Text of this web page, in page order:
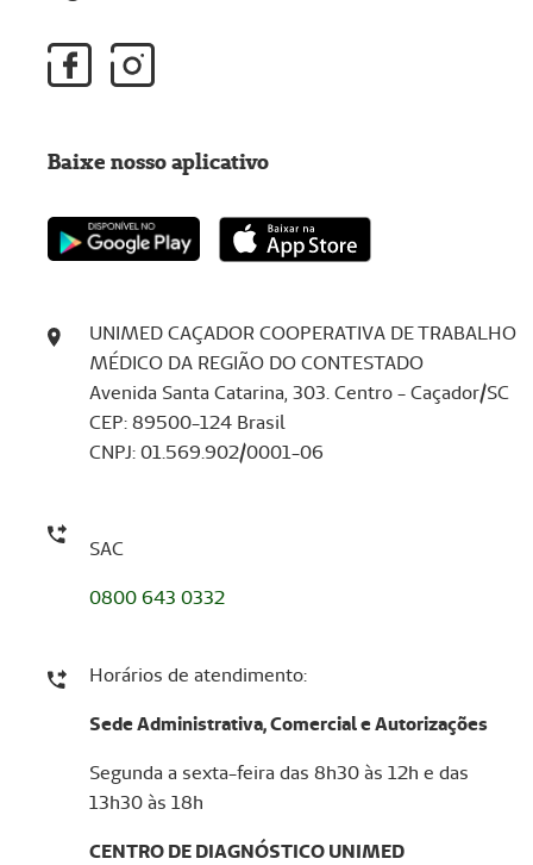
UNIMED CAÇADOR COOPERATIVA DE TRABALHO
MÉDICO DA REGIÃO DO CONTESTADO
Avenida Santa Catarina, 303. Centro - Caçador/SC
CEP: 89500-124 Brasil
​​​​​​​CNPJ: 01.569.902/0001-06
SAC
0800 643 0332
Horários de atendimento:
Sede Administrativa, Comercial e Autorizações
Segunda a sexta-feira das 8h30 às 12h e das
13h30 às 18h
CENTRO DE DIAGNÓSTICO UNIMED
Baixe nosso aplicativo